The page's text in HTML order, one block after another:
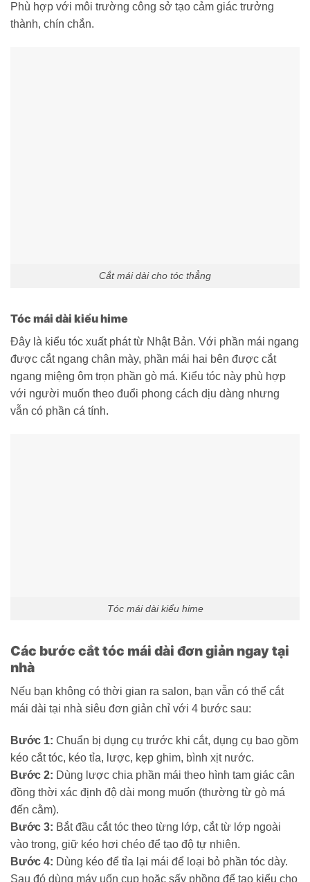
Phù hợp với môi trường công sở tạo cảm giác trưởng
thành, chín chắn.
Cắt mái dài cho tóc thẳng
Tóc mái dài kiểu hime
Đây là kiểu tóc xuất phát từ Nhật Bản. Với phần mái ngang
được cắt ngang chân mày, phần mái hai bên được cắt
ngang miệng ôm trọn phần gò má. Kiểu tóc này phù hợp
với người muốn theo đuổi phong cách dịu dàng nhưng
vẫn có phần cá tính.
Tóc mái dài kiểu hime
Các bước cắt tóc mái dài đơn giản ngay tại
nhà
Nếu bạn không có thời gian ra salon, bạn vẫn có thể cắt
mái dài tại nhà siêu đơn giản chỉ với 4 bước sau:
Bước 1: Chuẩn bị dụng cụ trước khi cắt, dụng cụ bao gồm
kéo cắt tóc, kéo tỉa, lược, kẹp ghim, bình xịt nước.
Bước 2: Dùng lược chia phần mái theo hình tam giác cân
đồng thời xác định độ dài mong muốn (thường từ gò má
đến cằm).
Bước 3: Bắt đầu cắt tóc theo từng lớp, cắt từ lớp ngoài
vào trong, giữ kéo hơi chéo để tạo độ tự nhiên.
Bước 4: Dùng kéo để tỉa lại mái để loại bỏ phần tóc dày.
Sau đó dùng máy uốn cụp hoặc sấy phồng để tạo kiểu cho